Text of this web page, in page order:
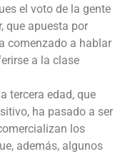
el voto de la gente
que apuesta por
comenzado a hablar
a la clase
tercera edad, que
ha pasado a ser
los
además, algunos